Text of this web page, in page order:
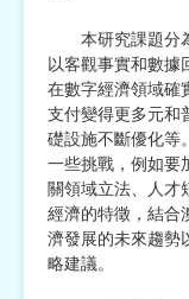
本研究課題分
以客觀事實和數據
在數字經濟領域確
支付變得更多元和
礎設施不斷優化等
一些挑戰，例如要
關領域立法、人才
經濟的特徵，結合
濟發展的未來趨勢
略建議。